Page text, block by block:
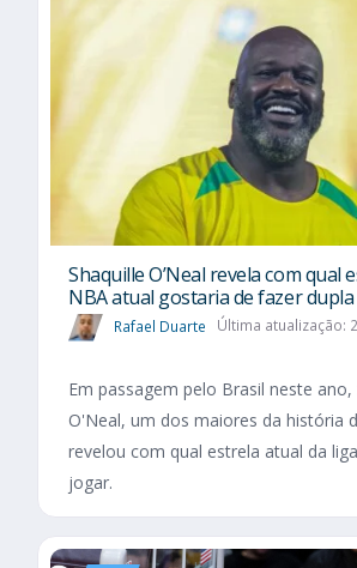
Shaquille O’Neal revela com qual
NBA atual gostaria de fazer dupla
Rafael Duarte Última atualização:
Em passagem pelo Brasil neste ano,
O'Neal, um dos maiores da história
revelou com qual estrela atual da
jogar.